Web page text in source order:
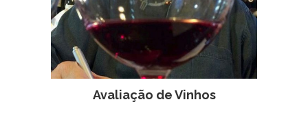
Avaliação de Vinhos